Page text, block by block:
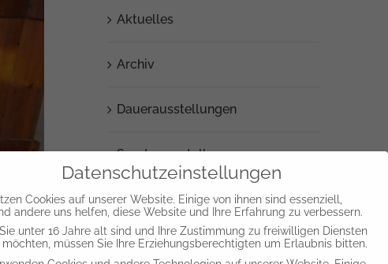
Aktuelles
Archiv
Dauerausstellungen
Sonderausstellung
Folge uns!
Datenschutzeinstellungen
Cookies auf unserer Website. Einige von ihnen sind essenziell,
andere uns helfen, diese Website und Ihre Erfahrung zu verbessern.
unter 16 Jahre alt sind und Ihre Zustimmung zu freiwilligen Diensten
müssen Sie Ihre Erziehungsberechtigten um Erlaubnis bitten.